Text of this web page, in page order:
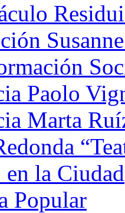
Paolo
Marta
la Ciudad
Popular